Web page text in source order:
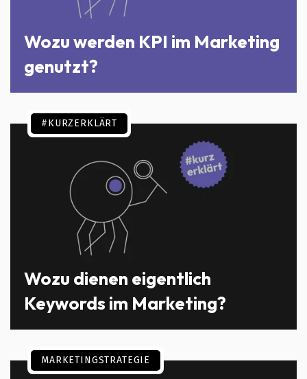
Wozu werden KPI im Marketing
genutzt?
Wozu dienen eigentlich
Keywords im Marketing?
#KURZERKLÄRT
MARKETINGSTRATEGIE